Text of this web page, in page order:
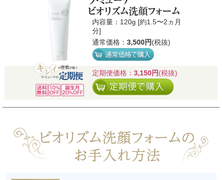
内容量：120g [約1.5〜2ヵ月
分]
通常価格： 3,500円(税抜)
定期便価格： 3,150円(税抜)